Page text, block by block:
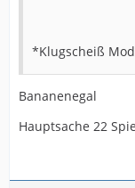
*Klugscheiß
Bananenegal
Hauptsache 22